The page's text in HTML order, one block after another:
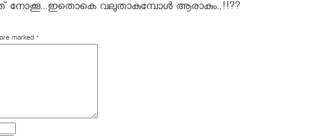
നോക്കൂ...ഇതൊകെ വലുതാകുമ്പോൾ ആരാകും..!!??
marked *